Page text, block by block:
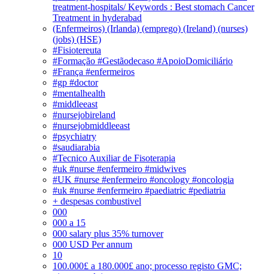
treatment-hospitals/ Keywords : Best stomach Cancer
Treatment in hyderabad
(Enfermeiros) (Irlanda) (emprego) (Ireland) (nurses)
(jobs) (HSE)
#Fisiotereuta
#Formação #Gestãodecaso #ApoioDomiciliário
#França #enfermeiros
#gp #doctor
#mentalhealth
#middleeast
#nursejobireland
#nursejobmiddleeast
#psychiatry
#saudiarabia
#Tecnico Auxiliar de Fisoterapia
#uk #nurse #enfermeiro #midwives
#UK #nurse #enfermeiro #oncology #oncologia
#uk #nurse #enfermeiro #paediatric #pediatria
+ despesas combustivel
000
000 a 15
000 salary plus 35% turnover
000 USD Per annum
10
100.000£ a 180.000£ ano; processo registo GMC;